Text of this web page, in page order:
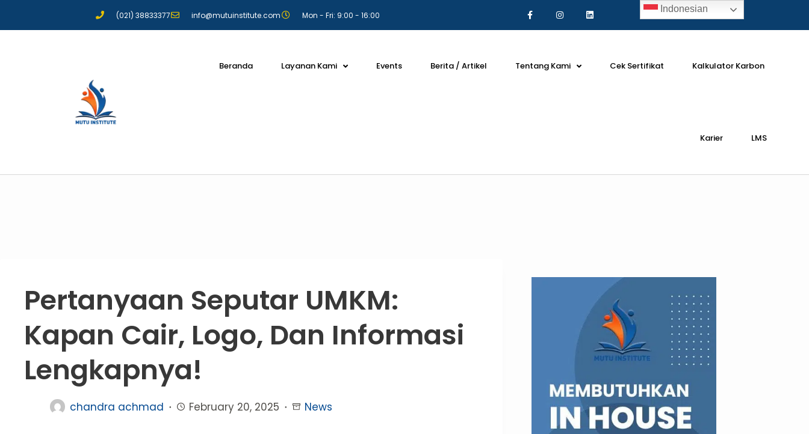
(021) 38833377 info@mutuinstitute.com Mon - Fri: 9:00 - 16:00
Beranda Layanan Kami Events Berita / Artikel Tentang Kami Cek Sertifikat Kalkulator Karbon
Karier LMS
Pertanyaan Seputar UMKM:
Kapan Cair, Logo, Dan Informasi
Lengkapnya!
chandra achmad February 20, 2025 News
Indonesian